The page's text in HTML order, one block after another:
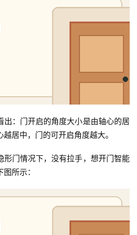
出：门开启的角度大小是由轴心的居
居中，门的可开启角度越大。
形门情况下，没有拉手，想开门智能
所示：